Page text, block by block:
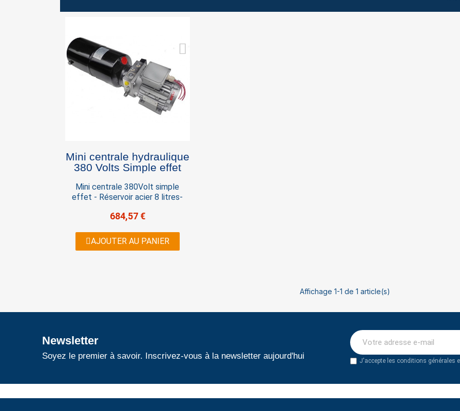
Mini centrale hydraulique
380 Volts Simple effet
Mini centrale 380Volt simple
effet - Réservoir acier 8 litres-
684,57 €
AJOUTER AU PANIER
Affichage 1-1 de 1 article(s)
Newsletter
Soyez le premier à savoir. Inscrivez-vous à la newsletter aujourd'hui
J'accepte les conditions générales